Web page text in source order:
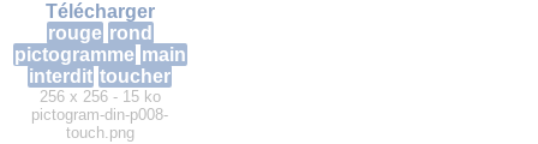
Télécharger
rouge rond
pictogramme main
interdit toucher
256 x 256 - 15 ko
pictogram-din-p008-
touch.png